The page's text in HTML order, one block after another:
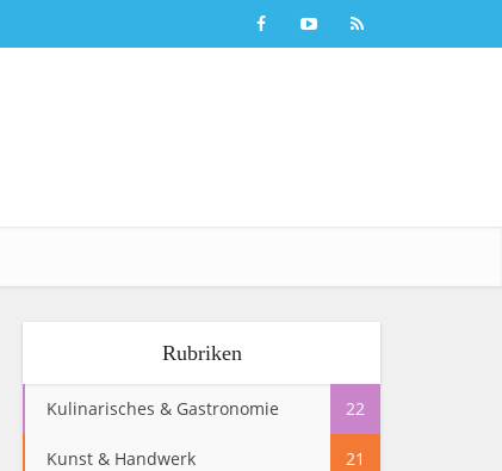
Rubriken
Kulinarisches & Gastronomie 22
Kunst & Handwerk 21